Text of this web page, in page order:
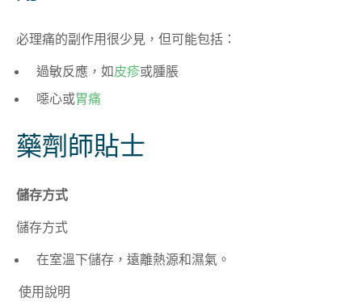
必理痛的副作用很少見，但可能包括：
過敏反應，如皮疹或腫脹
噁心或胃痛
藥劑師貼士
儲存方式
儲存方式
在室溫下儲存，遠離熱源和濕氣。
使用說明